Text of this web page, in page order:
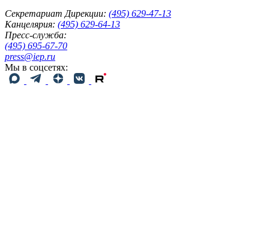
Секретариат Дирекции: (495) 629-47-13
Канцелярия: (495) 629-64-13
Пресс-служба:
(495) 695-67-70
press@iep.ru
Мы в соцсетях: